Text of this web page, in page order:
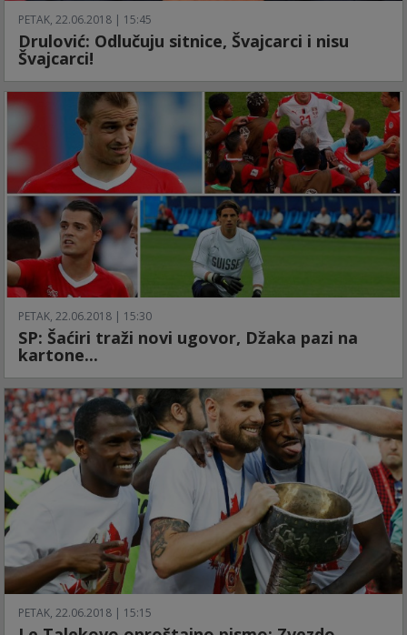
PETAK, 22.06.2018 | 15:45
Drulović: Odlučuju sitnice, Švajcarci i nisu
Švajcarci!
PETAK, 22.06.2018 | 15:30
SP: Šaćiri traži novi ugovor, Džaka pazi na
kartone...
PETAK, 22.06.2018 | 15:15